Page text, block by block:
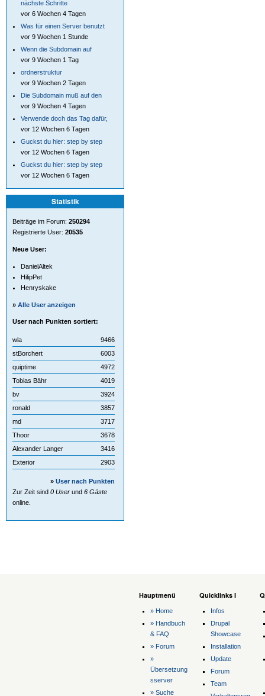
nächste Schritte
vor 6 Wochen 4 Tagen
Was für einen Server benutzt
vor 9 Wochen 1 Stunde
Wenn die Subdomain auf
vor 9 Wochen 1 Tag
ordnerstruktur
vor 9 Wochen 2 Tagen
Die Subdomain muß auf den
vor 9 Wochen 4 Tagen
Verwende doch das Tag dafür,
vor 12 Wochen 6 Tagen
Guckst du hier: step by step
vor 12 Wochen 6 Tagen
Guckst du hier: step by step
vor 12 Wochen 6 Tagen
Statistik
Beiträge im Forum: 250294
Registrierte User: 20535
Neue User:
DanielAltek
HilipPet
Henryskake
» Alle User anzeigen
User nach Punkten sortiert:
wla
9466
stBorchert
6003
quiptime
4972
Tobias Bähr
4019
bv
3924
ronald
3857
md
3717
Thoor
3678
Alexander Langer
3416
Exterior
2903
» User nach Punkten
Zur Zeit sind 0 User und 6 Gäste
online.
Hauptmenü
» Home
» Handbuch
& FAQ
» Forum
»
Übersetzung
sserver
» Suche
Quicklinks I
Infos
Drupal
Showcase
Installation
Update
Forum
Team